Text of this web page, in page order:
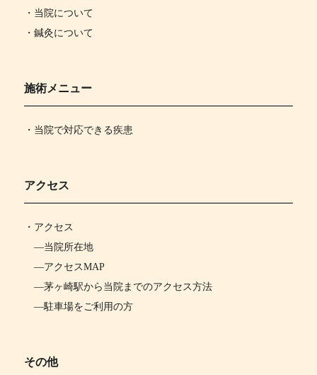
・当院について
・鍼灸について
施術メニュー
・当院で対応できる疾患
アクセス
・ アクセス
―当院所在地
―アクセスMAP
―茅ヶ崎駅から当院までのアクセス方法
―駐車場をご利用の方
その他